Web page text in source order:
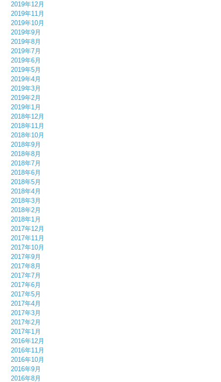
2019年12月
2019年11月
2019年10月
2019年9月
2019年8月
2019年7月
2019年6月
2019年5月
2019年4月
2019年3月
2019年2月
2019年1月
2018年12月
2018年11月
2018年10月
2018年9月
2018年8月
2018年7月
2018年6月
2018年5月
2018年4月
2018年3月
2018年2月
2018年1月
2017年12月
2017年11月
2017年10月
2017年9月
2017年8月
2017年7月
2017年6月
2017年5月
2017年4月
2017年3月
2017年2月
2017年1月
2016年12月
2016年11月
2016年10月
2016年9月
2016年8月